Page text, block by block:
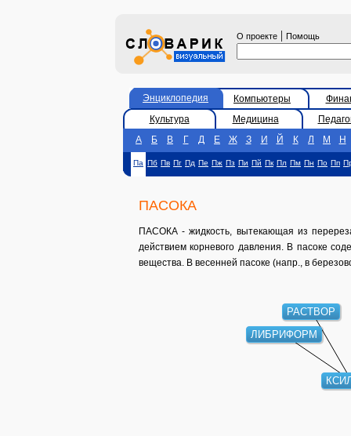
О проекте | Помощь
Энциклопедия Компьютеры
Культура
Медицина
А
Б В Г Д Е Ж З И Й К Л М Н
Па Пб Пв Пг Пд Пе Пж Пз Пи Пй Пк Пл Пм Пн По Пп
ПАСОКА
ПАСОКА - жидкость, вытекающая из
действием корневого давления. В пасоке
вещества. В весенней пасоке (напр., в
ЛИБРИФОРМ
РАСТВОР